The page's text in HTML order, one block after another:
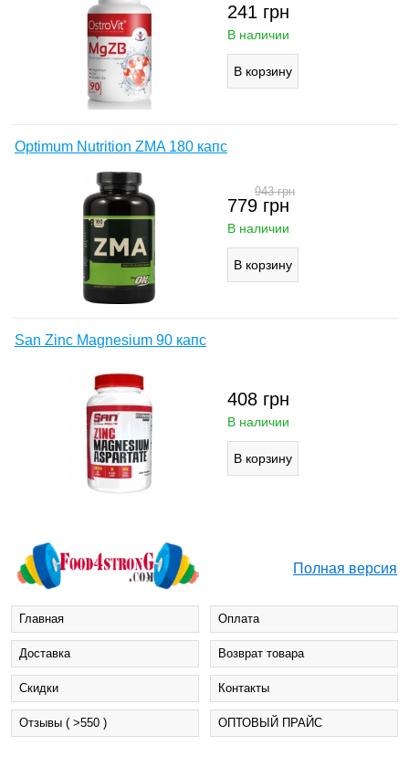
241 грн
В наличии
Optimum Nutrition ZMA 180 капс
779 грн
943грн
В наличии
San Zinc Magnesium 90 капс
408 грн
В наличии
Полная версия
Главная Оплата
Доставка Возврат товара
Cкидки Контакты
Отзывы ( >550 ) ОПТОВЫЙ ПРАЙС